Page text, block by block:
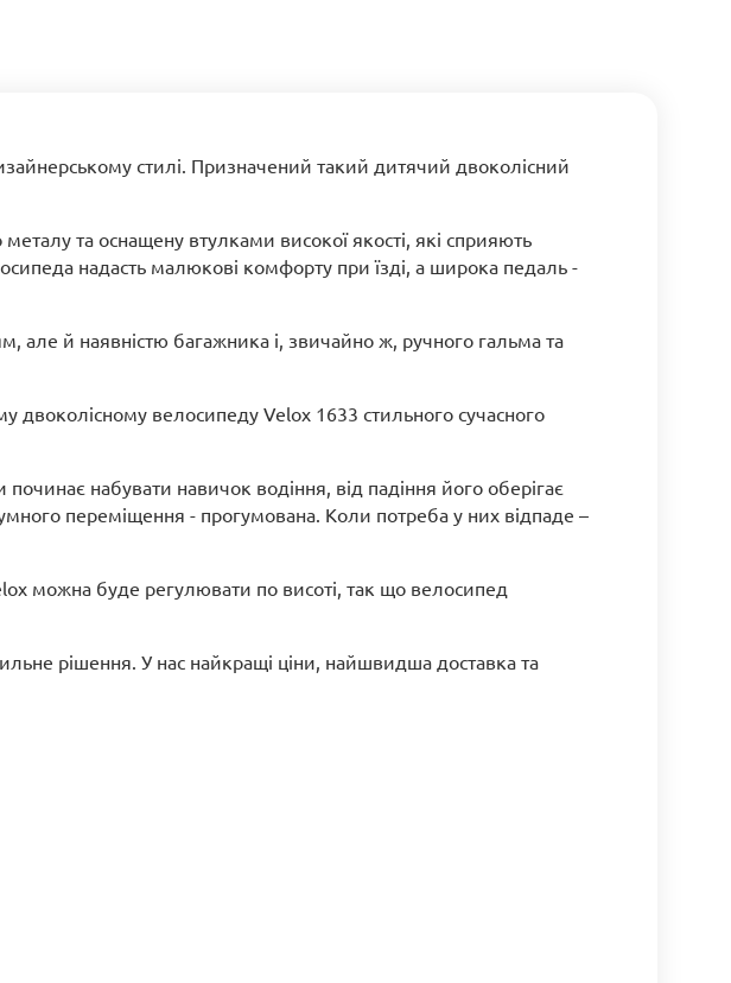
стилі. Призначений такий дитячий двоколісний
та оснащену втулками високої якості, які сприяють
надасть малюкові комфорту при їзді, а широка педаль -
але й наявністю багажника і, звичайно ж, ручного гальма та
велосипеду Velox 1633 стильного сучасного
набувати навичок водіння, від падіння його оберігає
переміщення - прогумована. Коли потреба у них відпаде –
можна буде регулювати по висоті, так що велосипед
рішення. У нас найкращі ціни, найшвидша доставка та